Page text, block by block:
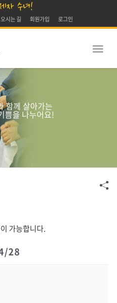
자 수녀!
오시는 길 회원가입 로그인
함께 살아가는
쁨을 나누어요!
가능합니다.
28